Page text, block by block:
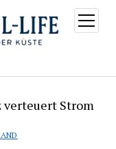
Menü
öffnen
verteuert Strom